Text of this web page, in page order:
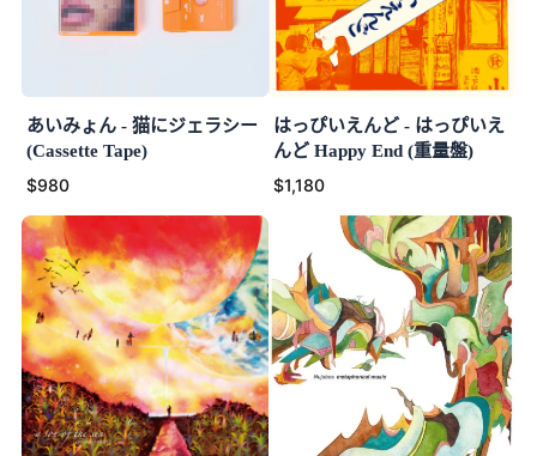
あいみょん - 猫にジェラシー
(Cassette Tape)
$980
はっぴいえんど - はっぴいえ
んど Happy End (重量盤)
$1,180